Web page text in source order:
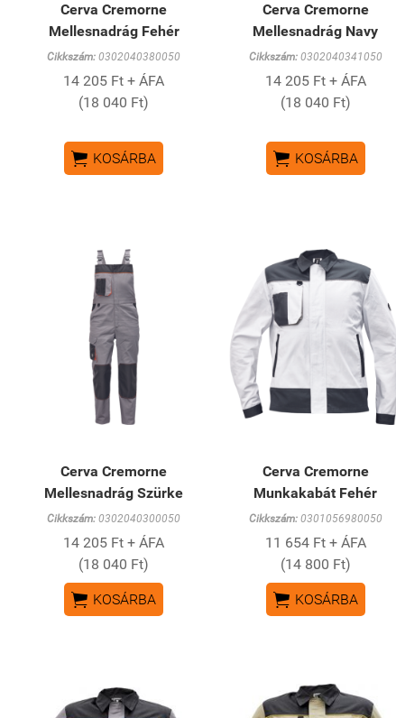
Cerva Cremorne
Mellesnadrág Fehér
Cikkszám: 0302040380050
14 205 Ft + ÁFA
(18 040 Ft)
 KOSÁRBA
Cerva Cremorne
Mellesnadrág Navy
Cikkszám:0302040341050
14 205 Ft + ÁFA
(18 040 Ft)
 KOSÁRBA
Cerva Cremorne
Mellesnadrág Szürke
Cikkszám: 0302040300050
14 205 Ft + ÁFA
(18 040 Ft)
 KOSÁRBA
Cerva Cremorne
Munkakabát Fehér
Cikkszám:0301056980050
11 654 Ft + ÁFA
(14 800 Ft)
 KOSÁRBA